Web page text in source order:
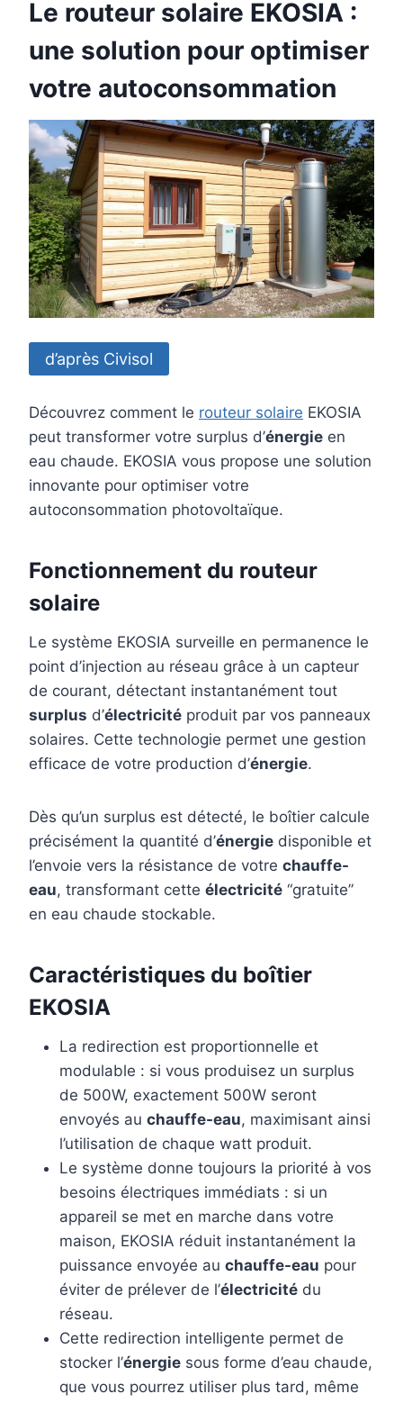
Le routeur solaire EKOSIA :
une solution pour optimiser
votre autoconsommation
d’après Civisol
Découvrez comment le routeur solaire EKOSIA
peut transformer votre surplus d’énergie en
eau chaude. EKOSIA vous propose une solution
innovante pour optimiser votre
autoconsommation photovoltaïque.
Fonctionnement du routeur
solaire
Le système EKOSIA surveille en permanence le
point d’injection au réseau grâce à un capteur
de courant, détectant instantanément tout
surplus d’électricité produit par vos panneaux
solaires. Cette technologie permet une gestion
efficace de votre production d’énergie.
Dès qu’un surplus est détecté, le boîtier calcule
précisément la quantité d’énergie disponible et
l’envoie vers la résistance de votre chauffe-
eau, transformant cette électricité “gratuite”
en eau chaude stockable.
Caractéristiques du boîtier
EKOSIA
La redirection est proportionnelle et
modulable : si vous produisez un surplus
de 500W, exactement 500W seront
envoyés au chauffe-eau, maximisant ainsi
l’utilisation de chaque watt produit.
Le système donne toujours la priorité à vos
besoins électriques immédiats : si un
appareil se met en marche dans votre
maison, EKOSIA réduit instantanément la
puissance envoyée au chauffe-eau pour
éviter de prélever de l’électricité du
réseau.
Cette redirection intelligente permet de
stocker l’énergie sous forme d’eau chaude,
que vous pourrez utiliser plus tard, même